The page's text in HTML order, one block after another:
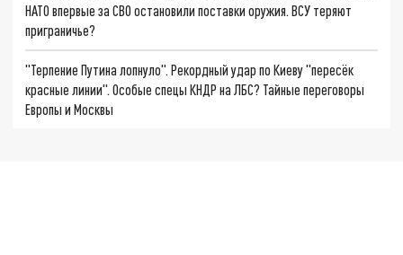
НАТО впервые за СВО остановили поставки оружия. ВСУ теряют
приграничье?
"Терпение Путина лопнуло". Рекордный удар по Киеву "пересёк
красные линии". Особые спецы КНДР на ЛБС? Тайные переговоры
Европы и Москвы